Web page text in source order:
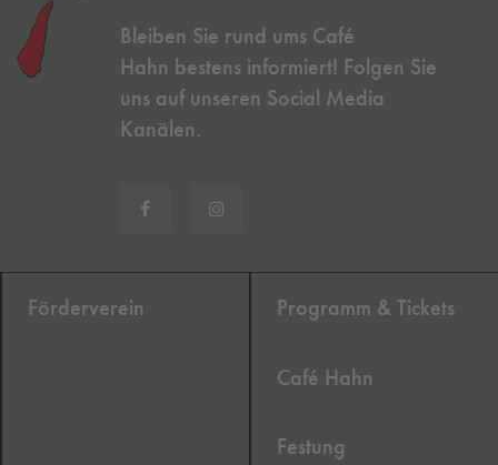
Bleiben Sie rund ums Café
Hahn bestens informiert! Folgen Sie
uns auf unseren Social Media
Kanälen.
Förderverein Programm & Tickets
Café Hahn
Festung